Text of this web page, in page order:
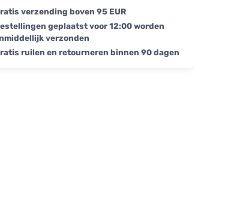
verzending boven 95 EUR
geplaatst voor 12:00 worden
verzonden
ruilen en retourneren binnen 90 dagen